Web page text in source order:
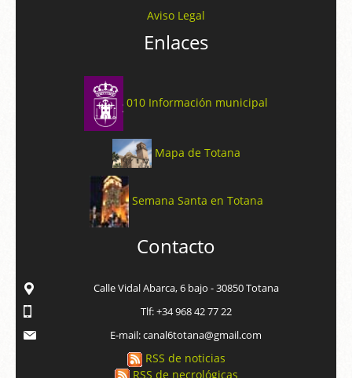
Aviso Legal
Enlaces
010 Información municipal
Mapa de Totana
Semana Santa en Totana
Contacto
Calle Vidal Abarca, 6 bajo - 30850 Totana
Tlf: +34 968 42 77 22
E-mail: canal6totana@gmail.com
RSS de noticias
RSS de necrológicas